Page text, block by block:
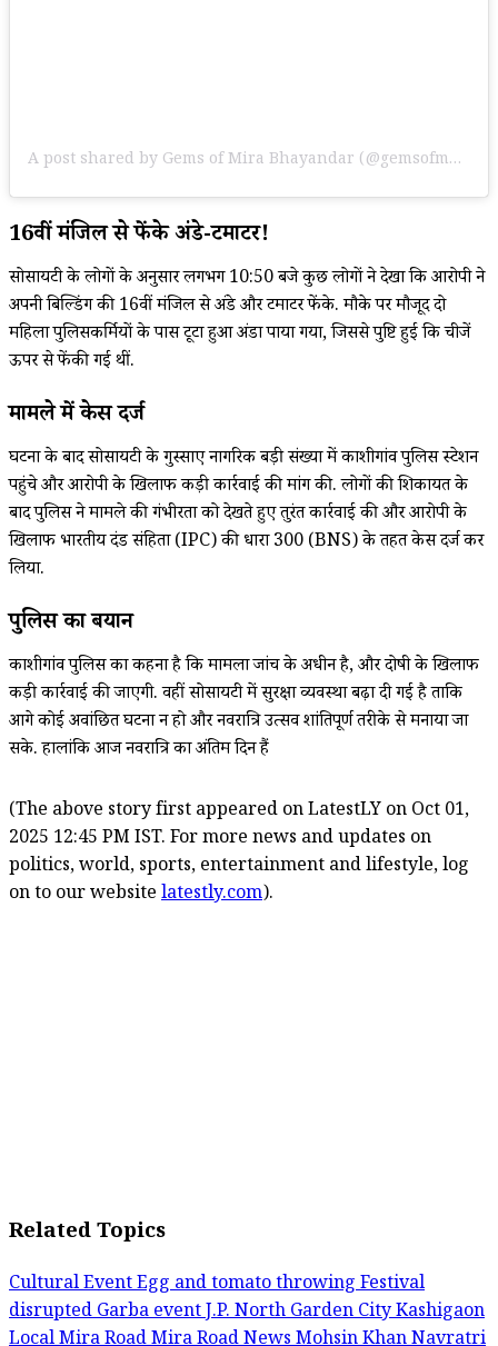
A post shared by Gems of Mira Bhayandar (@gemsofmbmc)
16वीं मंजिल से फेंके अंडे-टमाटर!
सोसायटी के लोगों के अनुसार लगभग 10:50 बजे कुछ लोगों ने देखा कि आरोपी ने
अपनी बिल्डिंग की 16वीं मंजिल से अंडे और टमाटर फेंके. मौके पर मौजूद दो
महिला पुलिसकर्मियों के पास टूटा हुआ अंडा पाया गया, जिससे पुष्टि हुई कि चीजें
ऊपर से फेंकी गई थीं.
मामले में केस दर्ज
घटना के बाद सोसायटी के गुस्साए नागरिक बड़ी संख्या में काशीगांव पुलिस स्टेशन
पहुंचे और आरोपी के खिलाफ कड़ी कार्रवाई की मांग की. लोगों की शिकायत के
बाद पुलिस ने मामले की गंभीरता को देखते हुए तुरंत कार्रवाई की और आरोपी के
खिलाफ भारतीय दंड संहिता (IPC) की धारा 300 (BNS) के तहत केस दर्ज कर
लिया.
पुलिस का बयान
काशीगांव पुलिस का कहना है कि मामला जांच के अधीन है, और दोषी के खिलाफ
कड़ी कार्रवाई की जाएगी. वहीं सोसायटी में सुरक्षा व्यवस्था बढ़ा दी गई है ताकि
आगे कोई अवांछित घटना न हो और नवरात्रि उत्सव शांतिपूर्ण तरीके से मनाया जा
सके. हालांकि आज नवरात्रि का अंतिम दिन हैं
(The above story first appeared on LatestLY on Oct 01,
2025 12:45 PM IST. For more news and updates on
politics, world, sports, entertainment and lifestyle, log
on to our website latestly.com).
Related Topics
Cultural EventEgg and tomato throwingFestival
disruptedGarba eventJ.P. North Garden CityKashigaon